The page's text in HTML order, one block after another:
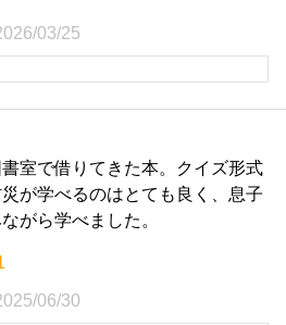
03/25
室で借りてきた本。クイズ形式
が学べるのはとても良く、息子
がら学べました。
06/30